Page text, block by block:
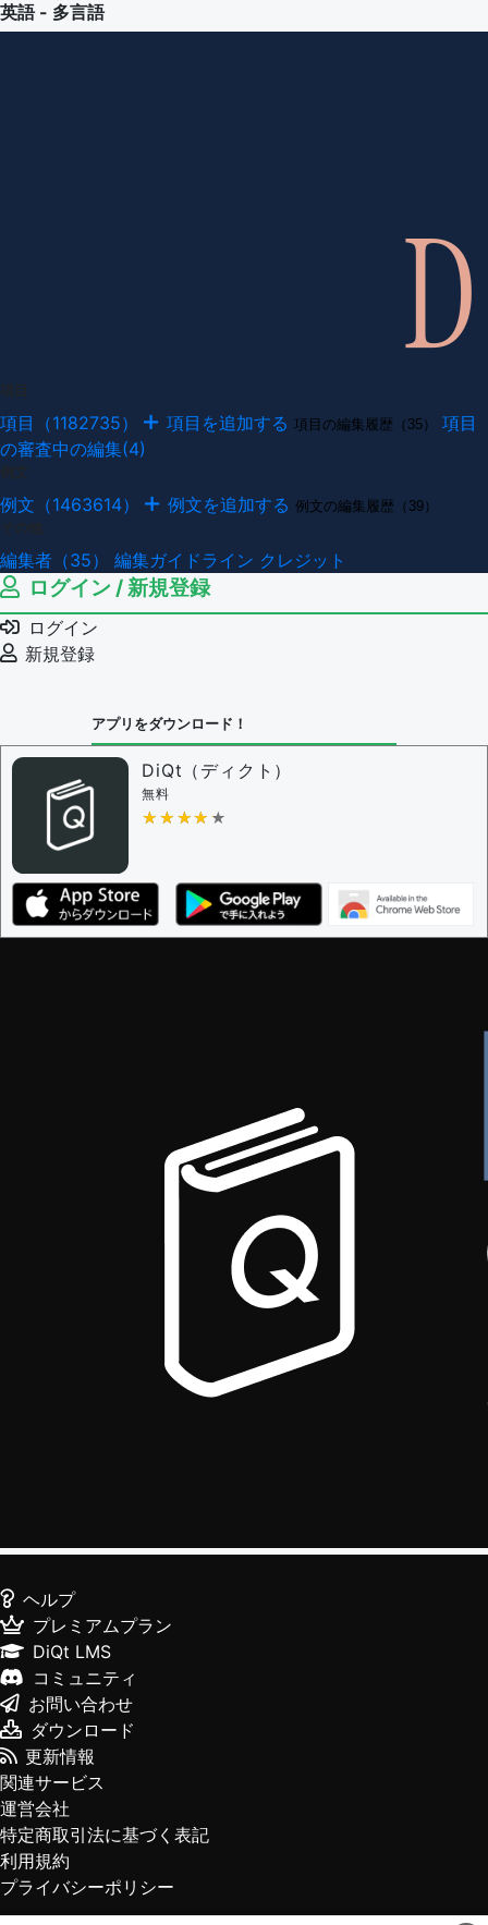
英語 - 多言語
項目（1182735） 項目を追加する 項目の編集履歴（35）
項目
の審査中の編集(4)
例文（1463614） 例文を追加する 例文の編集履歴（39）
編集者（35） 編集ガイドライン クレジット
ログイン / 新規登録
ログイン
新規登録
アプリをダウンロード！
DiQt（ディクト）
無料
★★★★★
★★★★★
ヘルプ
プレミアムプラン
DiQt LMS
コミュニティ
お問い合わせ
ダウンロード
更新情報
関連サービス
運営会社
特定商取引法に基づく表記
利用規約
プライバシーポリシー